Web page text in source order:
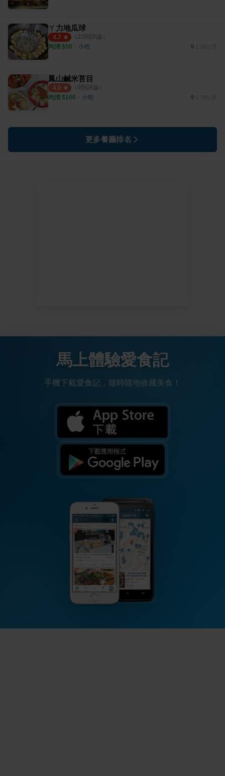
ㄚ力地瓜球
4.7 （ 23則評論）
均消 $50 ・ 小吃
鳳山鹹米苔目
4.0 （ 9則評論）
均消 $100 ・ 小吃
更多餐廳排名
馬上體驗愛食記
手機下載愛食記，隨時隨地收藏美食！